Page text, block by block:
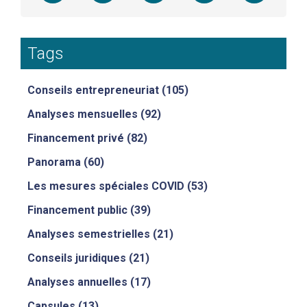
Tags
Conseils entrepreneuriat (105)
Analyses mensuelles (92)
Financement privé (82)
Panorama (60)
Les mesures spéciales COVID (53)
Financement public (39)
Analyses semestrielles (21)
Conseils juridiques (21)
Analyses annuelles (17)